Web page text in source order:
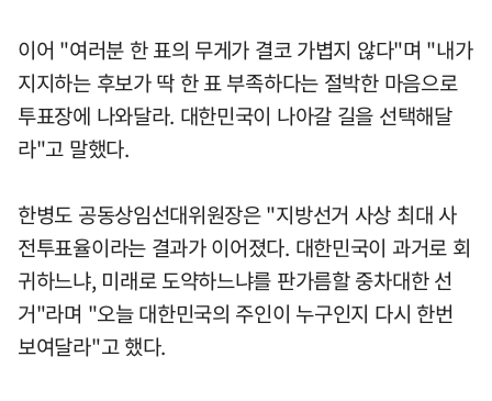
이어 "여러분 한 표의 무게가 결코 가볍지 않다"며 "내가
지지하는 후보가 딱 한 표 부족하다는 절박한 마음으로
투표장에 나와달라. 대한민국이 나아갈 길을 선택해달
라"고 말했다.
한병도 공동상임선대위원장은 "지방선거 사상 최대 사
전투표율이라는 결과가 이어졌다. 대한민국이 과거로 회
귀하느냐, 미래로 도약하느냐를 판가름할 중차대한 선
거"라며 "오늘 대한민국의 주인이 누구인지 다시 한번
보여달라"고 했다.